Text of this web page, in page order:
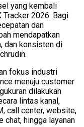
yang kembali
Tracker 2026. Bagi
dan
mendapatkan
dan konsisten di
fokus industri
menuju customer
dilakukan
lintas kanal,
call center, website,
chat, hingga layanan